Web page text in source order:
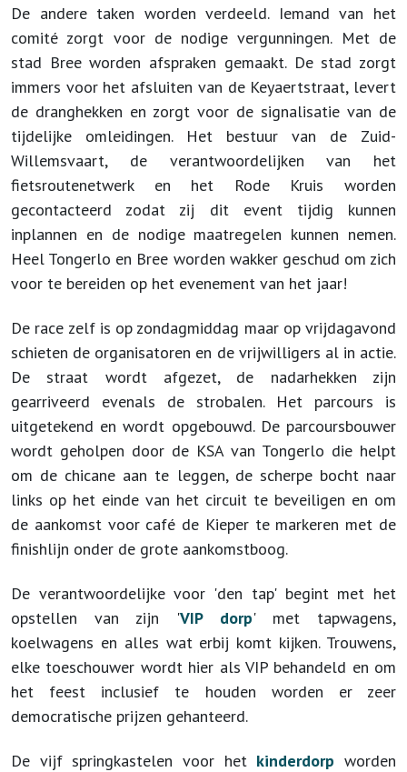
De andere taken worden verdeeld. Iemand van het
comité zorgt voor de nodige vergunningen. Met de
stad Bree worden afspraken gemaakt. De stad zorgt
immers voor het afsluiten van de Keyaertstraat, levert
de dranghekken en zorgt voor de signalisatie van de
tijdelijke omleidingen. Het bestuur van de Zuid-
Willemsvaart, de verantwoordelijken van het
fietsroutenetwerk en het Rode Kruis worden
gecontacteerd zodat zij dit event tijdig kunnen
inplannen en de nodige maatregelen kunnen nemen.
Heel Tongerlo en Bree worden wakker geschud om zich
voor te bereiden op het evenement van het jaar!
De race zelf is op zondagmiddag maar op vrijdagavond
schieten de organisatoren en de vrijwilligers al in actie.
De straat wordt afgezet, de nadarhekken zijn
gearriveerd evenals de strobalen. Het parcours is
uitgetekend en wordt opgebouwd. De parcoursbouwer
wordt geholpen door de KSA van Tongerlo die helpt
om de chicane aan te leggen, de scherpe bocht naar
links op het einde van het circuit te beveiligen en om
de aankomst voor café de Kieper te markeren met de
finishlijn onder de grote aankomstboog.
De verantwoordelijke voor 'den tap' begint met het
opstellen van zijn 'VIP dorp' mettapwagens,
koelwagens en alles wat erbij komt kijken. Trouwens,
elke toeschouwer wordt hier als VIP behandeld en om
het feest inclusief te houden worden er zeer
democratische prijzen gehanteerd.
De vijf springkastelen voor het kinderdorp worden